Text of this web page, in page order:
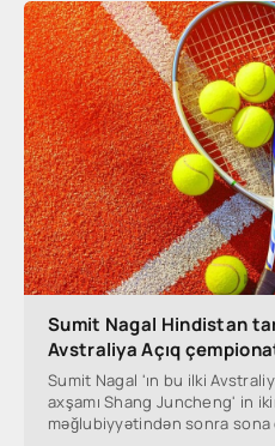
Sumit Nagal Hindistan
Avstraliya Açıq
Sumit Nagal 'ın bu ilki
axşamı Shang Juncheng' in
məğlubiyyətindən sonra sona